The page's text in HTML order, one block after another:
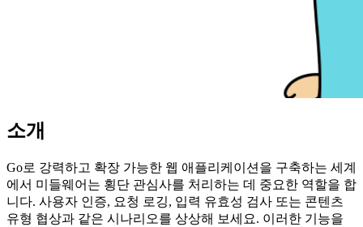
소개
Go로 강력하고 확장 가능한 웹 애플리케이션을 구축하는 세계
에서 미들웨어는 횡단 관심사를 처리하는 데 중요한 역할을 합
니다. 사용자 인증, 요청 로깅, 입력 유효성 검사 또는 콘텐츠
유형 협상과 같은 시나리오를 상상해 보세요. 이러한 기능을